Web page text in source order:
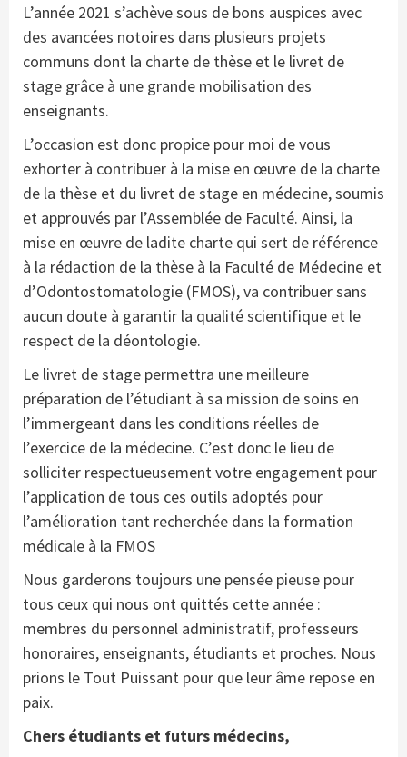
L’année 2021 s’achève sous de bons auspices avec
des avancées notoires dans plusieurs projets
communs dont la charte de thèse et le livret de
stage grâce à une grande mobilisation des
enseignants.
L’occasion est donc propice pour moi de vous
exhorter à contribuer à la mise en œuvre de la charte
de la thèse et du livret de stage en médecine, soumis
et approuvés par l’Assemblée de Faculté. Ainsi, la
mise en œuvre de ladite charte qui sert de référence
à la rédaction de la thèse à la Faculté de Médecine et
d’Odontostomatologie (FMOS), va contribuer sans
aucun doute à garantir la qualité scientifique et le
respect de la déontologie.
Le livret de stage permettra une meilleure
préparation de l’étudiant à sa mission de soins en
l’immergeant dans les conditions réelles de
l’exercice de la médecine. C’est donc le lieu de
solliciter respectueusement votre engagement pour
l’application de tous ces outils adoptés pour
l’amélioration tant recherchée dans la formation
médicale à la FMOS
Nous garderons toujours une pensée pieuse pour
tous ceux qui nous ont quittés cette année :
membres du personnel administratif, professeurs
honoraires, enseignants, étudiants et proches. Nous
prions le Tout Puissant pour que leur âme repose en
paix.
Chers étudiants et futurs médecins,